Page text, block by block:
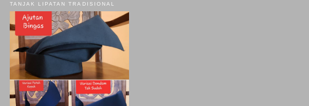
TANJAK LIPATAN TRADISIONAL